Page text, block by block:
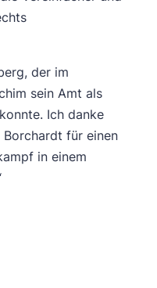
der im
sein Amt als
Ich danke
Borchardt für einen
in einem